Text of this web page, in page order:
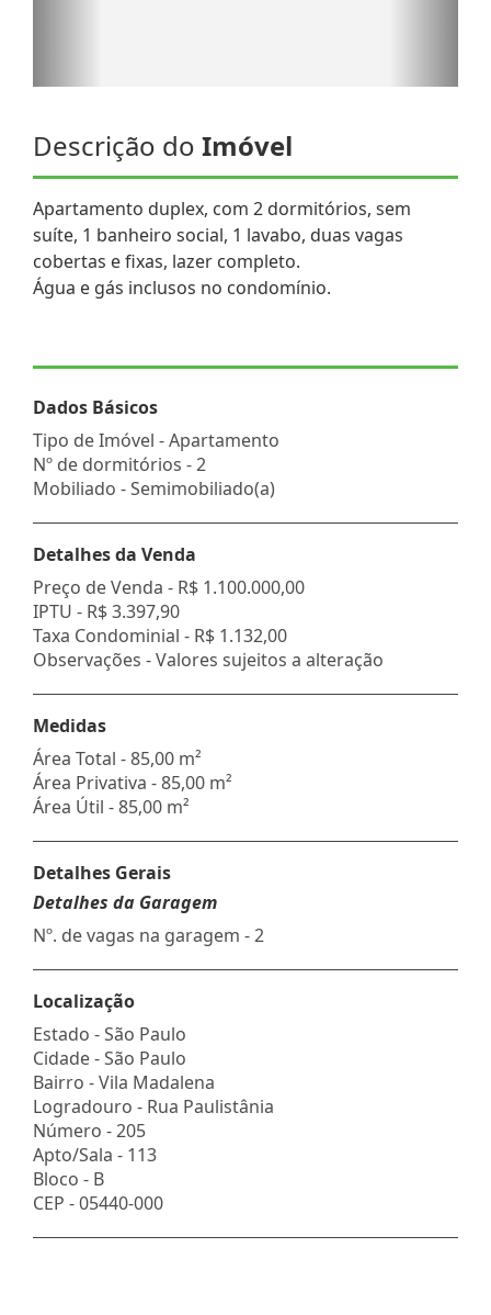
Descrição do Imóvel
Apartamento duplex, com 2 dormitórios, sem
suíte, 1 banheiro social, 1 lavabo, duas vagas
cobertas e fixas, lazer completo.
Água e gás inclusos no condomínio.
Dados Básicos
Tipo de Imóvel - Apartamento
Nº de dormitórios - 2
Mobiliado - Semimobiliado(a)
Detalhes da Venda
Preço de Venda - R$ 1.100.000,00
IPTU - R$ 3.397,90
Taxa Condominial - R$ 1.132,00
Observações - Valores sujeitos a alteração
Medidas
Área Total - 85,00 m²
Área Privativa - 85,00 m²
Área Útil - 85,00 m²
Detalhes Gerais
Detalhes da Garagem
Nº. de vagas na garagem - 2
Localização
Estado -São Paulo
Cidade -São Paulo
Bairro -Vila Madalena
Logradouro - Rua Paulistânia
Número -205
Apto/Sala - 113
Bloco - B
CEP -05440-000